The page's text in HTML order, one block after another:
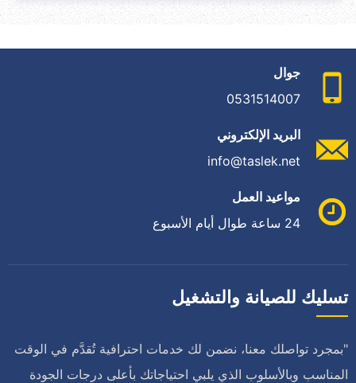
جوال
0531514007
البريد الإلكتروني
info@taslek.net
مواعيد العمل
24 ساعة طوال أيام الأسبوع
تسليك للصيانة والتشغيل
"بمجرد تواصلك معنا، نضمن لك خدمات احترافية تُقدَّم في الوقت
المناسب وبالأسلوب الذي يلبي احتياجاتك بأعلى درجات الجودة